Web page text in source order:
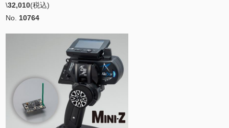
\32,010(税込)
No. 10764